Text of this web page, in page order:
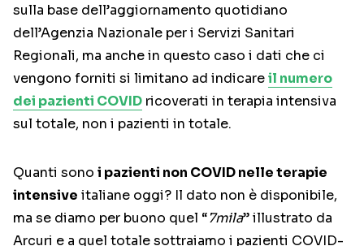
sulla base dell’aggiornamento quotidiano
dell’Agenzia Nazionale per i Servizi Sanitari
Regionali, ma anche in questo caso i dati che ci
vengono forniti si limitano ad indicareil numero
dei pazienti COVID ricoverati in terapia intensiva
sul totale, non i pazienti in totale.
Quanti sono i pazienti non COVID nelle terapie
intensive italiane oggi? Il dato non è disponibile,
ma se diamo per buono quel “7mila” illustrato da
Arcuri e a quel totale sottraiamo i pazienti COVID-